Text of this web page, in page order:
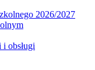
2026/2027
obsługi